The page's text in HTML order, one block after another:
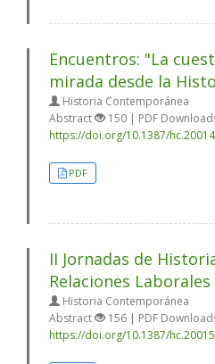
Encuentros: "La
mirada desde la
Historia Contemporánea
Abstract
150 | PDF
https://doi.org/10.1387/hc.20014
PDF
II Jornadas de
Relaciones Laborales
Historia Contemporánea
Abstract
156 | PDF
https://doi.org/10.1387/hc.20015